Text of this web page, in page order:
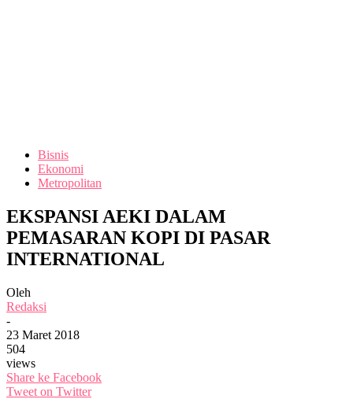
Bisnis
Ekonomi
Metropolitan
EKSPANSI AEKI DALAM
PEMASARAN KOPI DI PASAR
INTERNATIONAL
Oleh
Redaksi
-
23 Maret 2018
504
views
Share ke Facebook
Tweet on Twitter